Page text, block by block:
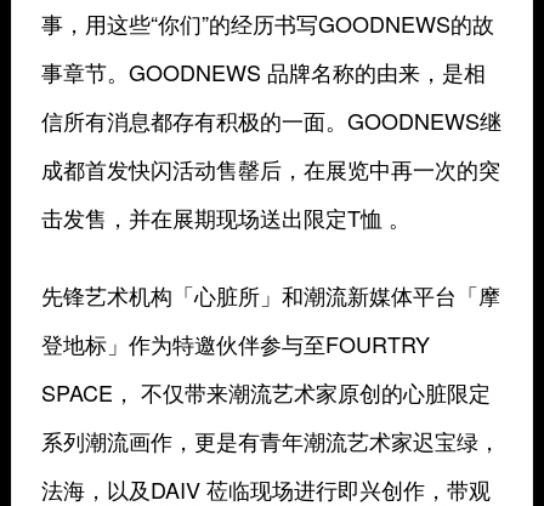
事，用这些“你们”的经历书写GOODNEWS的故
事章节。GOODNEWS 品牌名称的由来，是相
信所有消息都存有积极的一面。GOODNEWS继
成都首发快闪活动售罄后，在展览中再一次的突
击发售，并在展期现场送出限定T恤 。
先锋艺术机构「心脏所」和潮流新媒体平台「摩
登地标」作为特邀伙伴参与至FOURTRY
SPACE， 不仅带来潮流艺术家原创的心脏限定
系列潮流画作，更是有青年潮流艺术家迟宝绿，
法海，以及DAIV 莅临现场进行即兴创作，带观